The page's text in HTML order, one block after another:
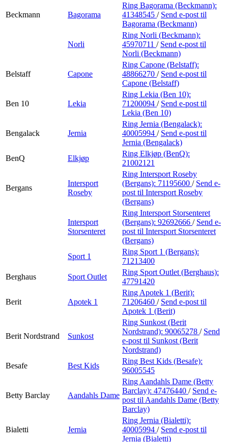
Beckmann Bagorama
Ring Bagorama (Beckmann):
41348545 / Send e-post til
Bagorama (Beckmann)
Norli
Ring Norli (Beckmann):
45970711 / Send e-post til
Norli (Beckmann)
Belstaff Capone
Ring Capone (Belstaff):
48866270 / Send e-post til
Capone (Belstaff)
Ben 10 Lekia
Ring Lekia (Ben 10):
71200094 / Send e-post til
Lekia (Ben 10)
Bengalack Jernia
Ring Jernia (Bengalack):
40005994 / Send e-post til
Jernia (Bengalack)
BenQ
Elkjøp
Ring Elkjøp (BenQ):
21002121
Bergans
Intersport
Roseby
Ring Intersport Roseby
(Bergans): 71195600 / Send e-
post til Intersport Roseby
(Bergans)
Intersport
Storsenteret
Ring Intersport Storsenteret
(Bergans): 92692666 / Send e-
post til Intersport Storsenteret
(Bergans)
Sport 1
Ring Sport 1 (Bergans):
71213400
Berghaus
Sport Outlet
Ring Sport Outlet (Berghaus):
47791420
Berit Apotek 1
Ring Apotek 1 (Berit):
71206460 / Send e-post til
Apotek 1 (Berit)
Berit Nordstrand Sunkost
Ring Sunkost (Berit
Nordstrand): 90065278 / Send
e-post til Sunkost (Berit
Nordstrand)
Besafe
Best Kids
Ring Best Kids (Besafe):
96005545
Betty Barclay Aandahls Dame
Ring Aandahls Dame (Betty
Barclay): 47476440 / Send e-
post til Aandahls Dame (Betty
Barclay)
Bialetti Jernia
Ring Jernia (Bialetti):
40005994 / Send e-post til
Jernia (Bialetti)